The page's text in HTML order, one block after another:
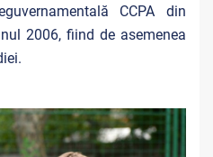
CCPA din
2006, fiind de asemenea